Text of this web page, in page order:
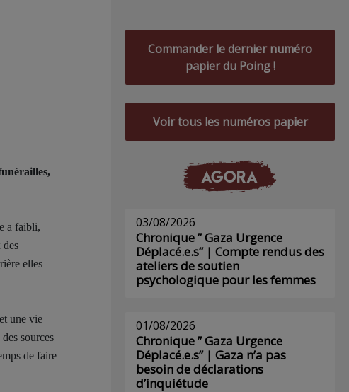
a faibli,
des
elles
une vie
sources
de faire
Commander le dernier numéro
papier du Poing !
Voir tous les numéros papier
AGORA
03/08/2026
Chronique ” Gaza Urgence
Déplacé.e.s” | Compte rendus des
ateliers de soutien
psychologique pour les femmes
01/08/2026
Chronique ” Gaza Urgence
Déplacé.e.s” | Gaza n’a pas
besoin de déclarations
d’inquiétude